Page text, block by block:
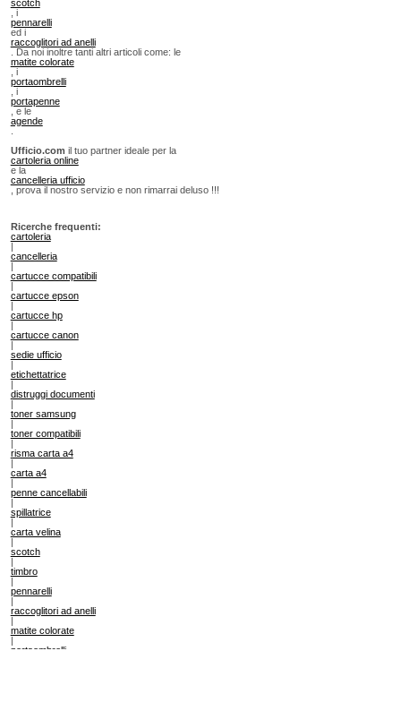
scotch
, i
pennarelli
ed i
raccoglitori ad anelli
. Da noi inoltre tanti altri articoli come: le
matite colorate
, i
portaombrelli
, i
portapenne
, e le
agende
Ufficio.com il tuo partner ideale per la
cartoleria online
e la
cancelleria ufficio
, prova il nostro servizio e non rimarrai deluso !!!
Ricerche frequenti:
cartoleria
|
cancelleria
|
cartucce compatibili
|
cartucce epson
|
cartucce hp
|
cartucce canon
|
sedie ufficio
|
etichettatrice
|
distruggi documenti
|
toner samsung
|
toner compatibili
|
risma carta a4
|
carta a4
|
penne cancellabili
|
spillatrice
|
carta velina
|
scotch
|
timbro
|
pennarelli
|
raccoglitori ad anelli
|
matite colorate
|
portaombrelli